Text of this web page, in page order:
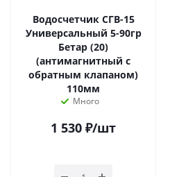
Водосчетчик СГВ-15
Универсальный 5-90гр
Бетар (20)
(антимагнитный с
обратным клапаном)
110мм
Много
1 530 ₽/шт